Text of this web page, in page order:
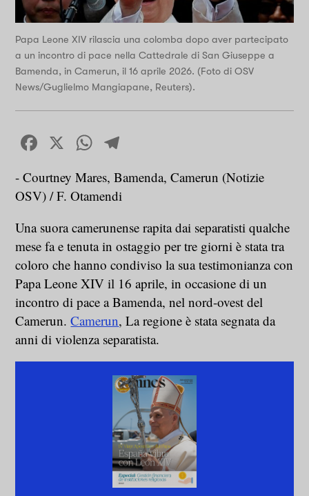
Papa Leone XIV rilascia una colomba dopo aver partecipato
a un incontro di pace nella Cattedrale di San Giuseppe a
Bamenda, in Camerun, il 16 aprile 2026. (Foto di OSV
News/Guglielmo Mangiapane, Reuters).
Facebook
X WhatsApp
- Courtney Mares, Bamenda, Camerun (Notizie
OSV) / F. Otamendi
Una suora camerunense rapita dai separatisti qualche
mese fa e tenuta in ostaggio per tre giorni è stata tra
coloro che hanno condiviso la sua testimonianza con
Papa Leone XIV il 16 aprile, in occasione di un
incontro di pace a Bamenda, nel nord-ovest del
Camerun.Camerun, La regione è stata segnata da
anni di violenza separatista.